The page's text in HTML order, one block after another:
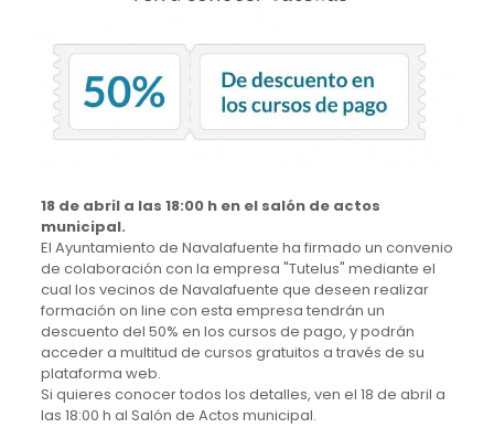
18 de abril a las 18:00 h en el salón de actos
municipal.
El Ayuntamiento de Navalafuente ha firmado un convenio
de colaboración con la empresa "Tutelus" mediante el
cual los vecinos de Navalafuente que deseen realizar
formación on line con esta empresa tendrán un
descuento del 50% en los cursos de pago, y podrán
acceder a multitud de cursos gratuitos a través de su
plataforma web.
Si quieres conocer todos los detalles, ven el 18 de abril a
las 18:00 h al Salón de Actos municipal.